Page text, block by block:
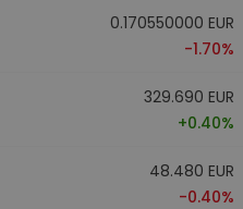
0.170550000 EUR
-1.70%
329.690 EUR
+0.40%
48.480 EUR
-0.40%